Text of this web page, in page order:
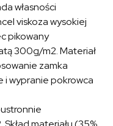
własności
viskoza wysokiej
pikowany
300g/m2. Materiał
zamka
i wypranie pokrowca